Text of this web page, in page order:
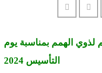
لذوي الهمم بمناسبة يوم
التأسيس 2024